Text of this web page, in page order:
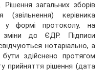
Рішення загальних зборів
(звільнення) керівника
у формі протоколу, на
зміни до ЄДР. Підписи
нотаріально, а
здійснено протягом
прийняття рішення (дата